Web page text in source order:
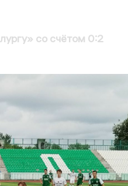
со счётом 0:2